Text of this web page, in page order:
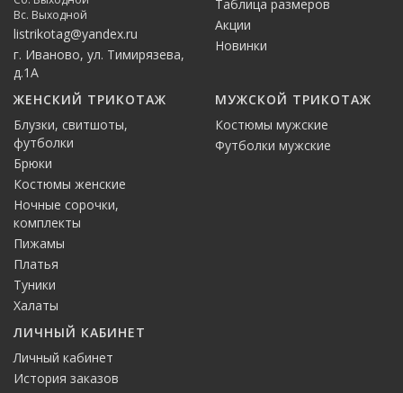
Вс. Выходной
listrikotag@yandex.ru
г. Иваново, ул. Тимирязева,
д.1А
Таблица размеров
Акции
Новинки
ЖЕНСКИЙ ТРИКОТАЖ
Блузки, свитшоты,
футболки
Брюки
Костюмы женские
Ночные сорочки,
комплекты
Пижамы
Платья
Туники
Халаты
МУЖСКОЙ ТРИКОТАЖ
Костюмы мужские
Футболки мужские
ЛИЧНЫЙ КАБИНЕТ
Личный кабинет
История заказов